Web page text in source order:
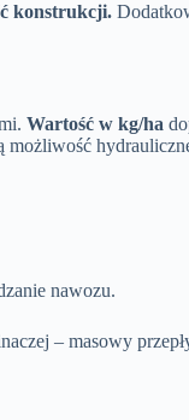
konstrukcji.
Wartość w kg/ha
nawozu.
– masowy